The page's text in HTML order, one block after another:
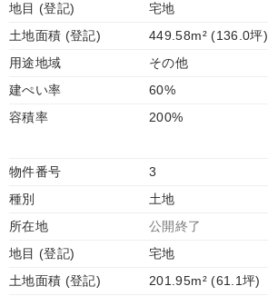
地目 (登記)
宅地
土地面積 (登記)
449.58m² (136.0坪)
用途地域
その他
建ぺい率
60%
容積率
200%
物件番号
3
種別
土地
所在地
公開終了
地目 (登記)
宅地
土地面積 (登記)
201.95m² (61.1坪)